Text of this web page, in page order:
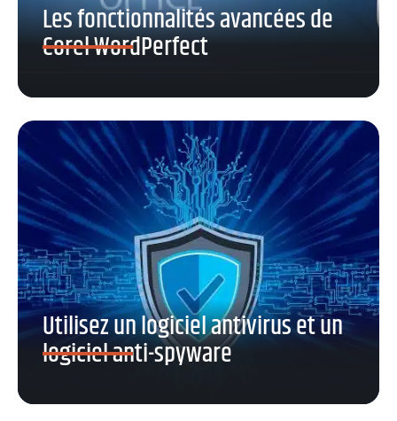
Les fonctionnalités avancées de
Corel WordPerfect
Utilisez un logiciel antivirus et un
logiciel anti-spyware